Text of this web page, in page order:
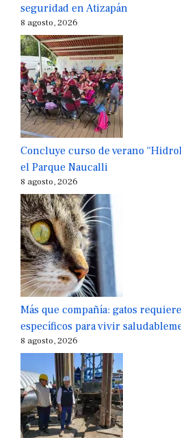
seguridad en Atizapán
8 agosto, 2026
Concluye curso de verano
el Parque Naucalli
8 agosto, 2026
Más que compañía: gatos
específicos para vivir
8 agosto, 2026